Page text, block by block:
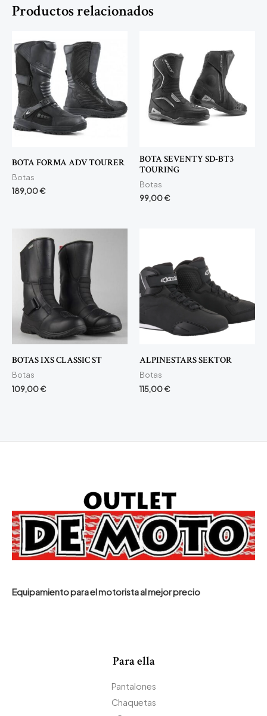
Productos relacionados
BOTA FORMA ADV TOURER
Botas
189,00€
BOTA SEVENTY SD-BT3
TOURING
Botas
99,00€
BOTAS IXS CLASSIC ST
Botas
109,00€
ALPINESTARS SEKTOR
Botas
115,00€
Equipamiento para el motorista al mejor precio
Para ella
Pantalones
Chaquetas